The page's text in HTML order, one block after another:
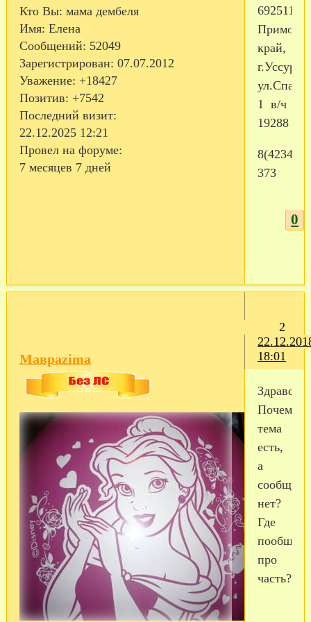
Кто Вы: мама дембеля
Имя: Елена
Сообщений: 52049
Зарегистрирован: 07.07.2012
Уважение: +18427
Позитив: +7542
Последний визит:
22.12.2025 12:21
Провел на форуме:
7 месяцев 7 дней
692511,
край,
1 в/ч
19288
373
0
2
18:01
Мавраzima
Почему
тема
есть,
а
нет?
Где
про
часть?